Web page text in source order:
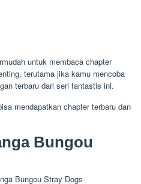
untuk membaca chapter
terutama jika kamu mencoba
terbaru dari seri fantastis ini.
mendapatkan chapter terbaru dan
Bungou